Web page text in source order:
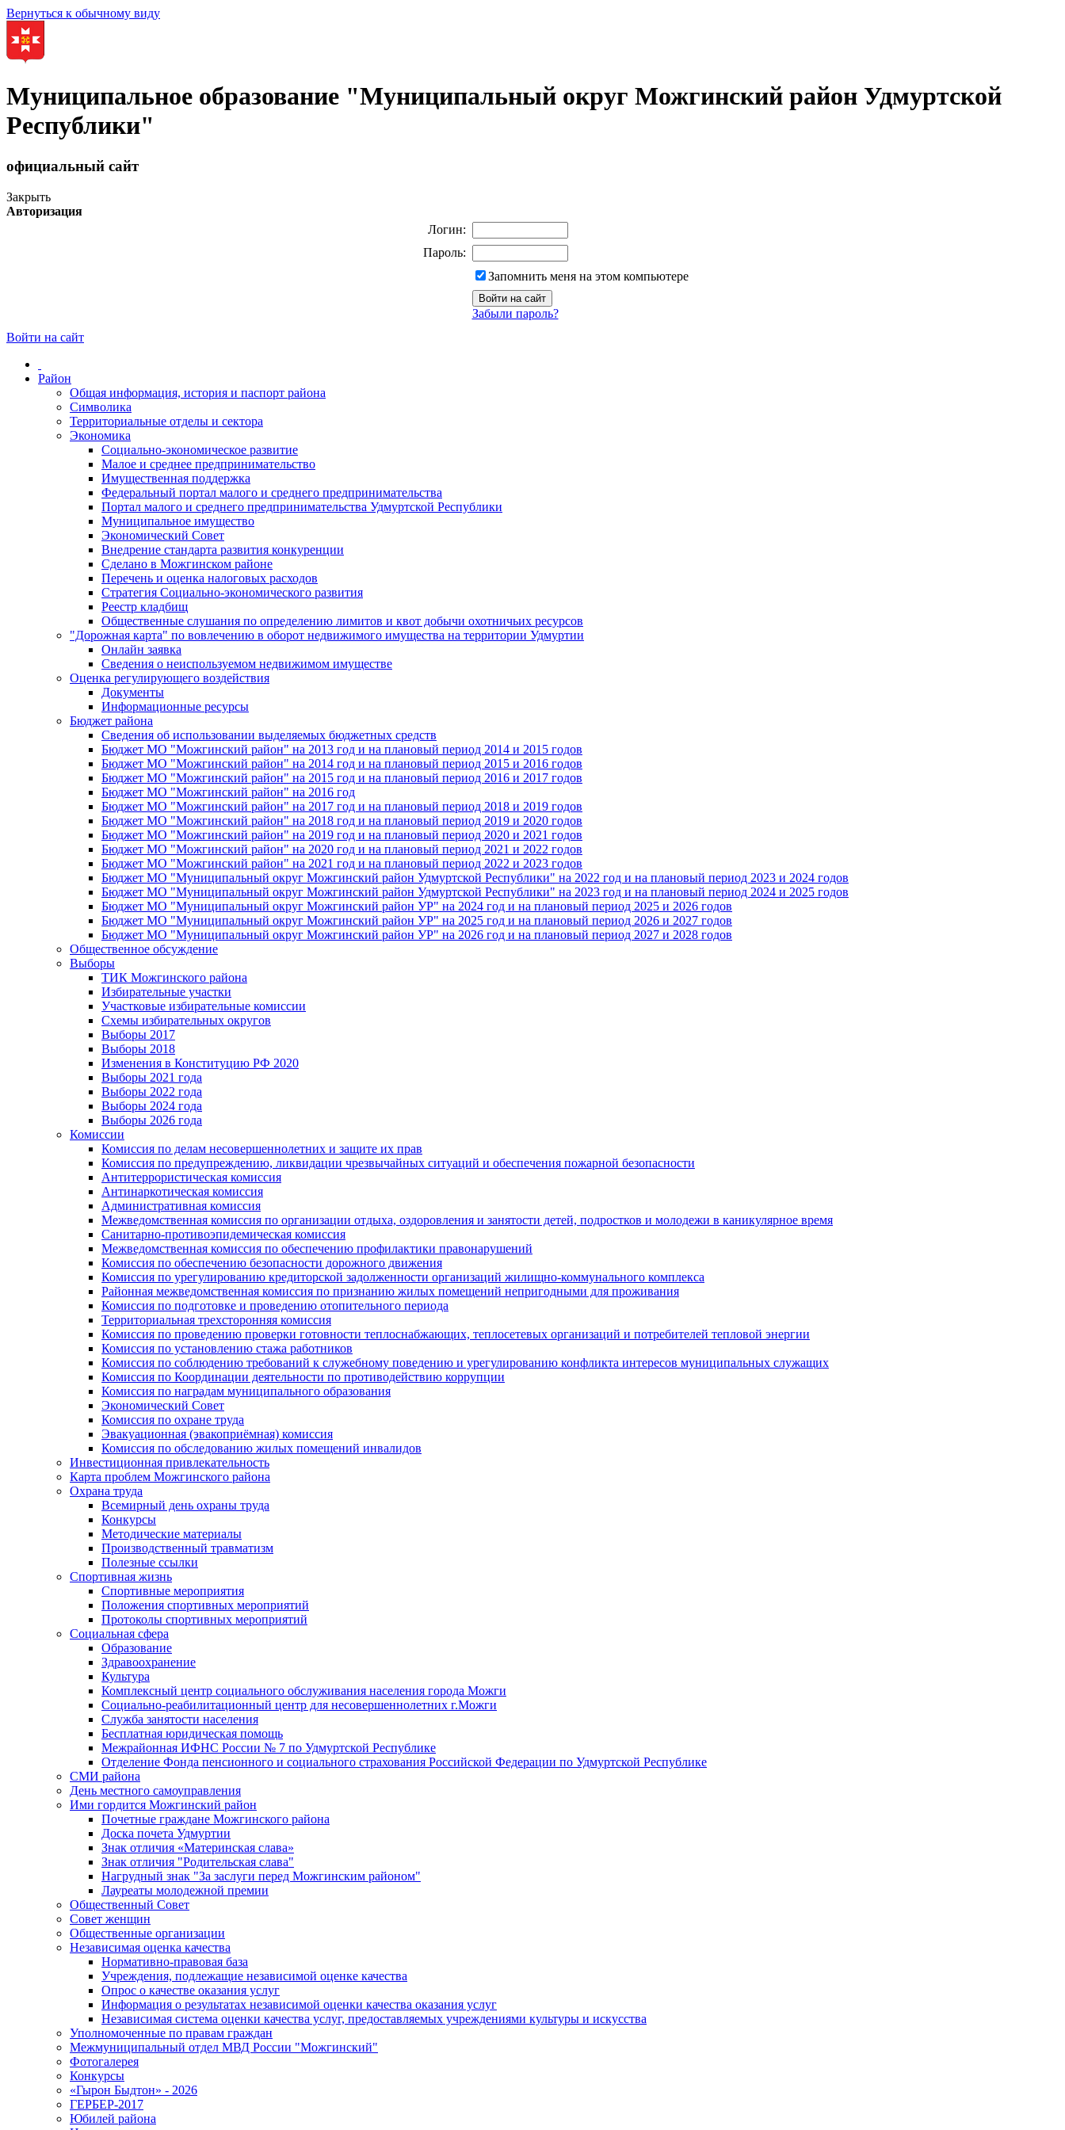
Вернуться к обычному виду
Муниципальное образование "Муниципальный округ Можгинский район Удмуртской
Республики"
официальный сайт
Закрыть
Авторизация
Логин:
Пароль:
Запомнить меня на этом компьютере
Забыли пароль?
Войти на сайт
Район
Общая информация, история и паспорт района
Символика
Территориальные отделы и сектора
Экономика
Социально-экономическое развитие
Малое и среднее предпринимательство
Имущественная поддержка
Федеральный портал малого и среднего предпринимательства
Портал малого и среднего предпринимательства Удмуртской Республики
Муниципальное имущество
Экономический Совет
Внедрение стандарта развития конкуренции
Сделано в Можгинском районе
Перечень и оценка налоговых расходов
Стратегия Социально-экономического развития
Реестр кладбищ
Общественные слушания по определению лимитов и квот добычи охотничьих ресурсов
"Дорожная карта" по вовлечению в оборот недвижимого имущества на территории Удмуртии
Онлайн заявка
Сведения о неиспользуемом недвижимом имуществе
Оценка регулирующего воздействия
Документы
Информационные ресурсы
Бюджет района
Сведения об использовании выделяемых бюджетных средств
Бюджет МО "Можгинский район" на 2013 год и на плановый период 2014 и 2015 годов
Бюджет МО "Можгинский район" на 2014 год и на плановый период 2015 и 2016 годов
Бюджет МО "Можгинский район" на 2015 год и на плановый период 2016 и 2017 годов
Бюджет МО "Можгинский район" на 2016 год
Бюджет МО "Можгинский район" на 2017 год и на плановый период 2018 и 2019 годов
Бюджет МО "Можгинский район" на 2018 год и на плановый период 2019 и 2020 годов
Бюджет МО "Можгинский район" на 2019 год и на плановый период 2020 и 2021 годов
Бюджет МО "Можгинский район" на 2020 год и на плановый период 2021 и 2022 годов
Бюджет МО "Можгинский район" на 2021 год и на плановый период 2022 и 2023 годов
Бюджет МО "Муниципальный округ Можгинский район Удмуртской Республики" на 2022 год и на плановый период 2023 и 2024 годов
Бюджет МО "Муниципальный округ Можгинский район Удмуртской Республики" на 2023 год и на плановый период 2024 и 2025 годов
Бюджет МО "Муниципальный округ Можгинский район УР" на 2024 год и на плановый период 2025 и 2026 годов
Бюджет МО "Муниципальный округ Можгинский район УР" на 2025 год и на плановый период 2026 и 2027 годов
Бюджет МО "Муниципальный округ Можгинский район УР" на 2026 год и на плановый период 2027 и 2028 годов
Общественное обсуждение
Выборы
ТИК Можгинского района
Избирательные участки
Участковые избирательные комиссии
Схемы избирательных округов
Выборы 2017
Выборы 2018
Изменения в Конституцию РФ 2020
Выборы 2021 года
Выборы 2022 года
Выборы 2024 года
Выборы 2026 года
Комиссии
Комиссия по делам несовершеннолетних и защите их прав
Комиссия по предупреждению, ликвидации чрезвычайных ситуаций и обеспечения пожарной безопасности
Антитеррористическая комиссия
Антинаркотическая комиссия
Административная комиссия
Межведомственная комиссия по организации отдыха, оздоровления и занятости детей, подростков и молодежи в каникулярное время
Санитарно-противоэпидемическая комиссия
Межведомственная комиссия по обеспечению профилактики правонарушений
Комиссия по обеспечению безопасности дорожного движения
Комиссия по урегулированию кредиторской задолженности организаций жилищно-коммунального комплекса
Районная межведомственная комиссия по признанию жилых помещений непригодными для проживания
Комиссия по подготовке и проведению отопительного периода
Территориальная трехсторонняя комиссия
Комиссия по проведению проверки готовности теплоснабжающих, теплосетевых организаций и потребителей тепловой энергии
Комиссия по установлению стажа работников
Комиссия по соблюдению требований к служебному поведению и урегулированию конфликта интересов муниципальных служащих
Комиссия по Координации деятельности по противодействию коррупции
Комиссия по наградам муниципального образования
Экономический Совет
Комиссия по охране труда
Эвакуационная (эвакоприёмная) комиссия
Комиссия по обследованию жилых помещений инвалидов
Инвестиционная привлекательность
Карта проблем Можгинского района
Охрана труда
Всемирный день охраны труда
Конкурсы
Методические материалы
Производственный травматизм
Полезные ссылки
Спортивная жизнь
Спортивные мероприятия
Положения спортивных мероприятий
Протоколы спортивных мероприятий
Социальная сфера
Образование
Здравоохранение
Культура
Комплексный центр социального обслуживания населения города Можги
Социально-реабилитационный центр для несовершеннолетних г.Можги
Служба занятости населения
Бесплатная юридическая помощь
Межрайонная ИФНС России № 7 по Удмуртской Республике
Отделение Фонда пенсионного и социального страхования Российской Федерации по Удмуртской Республике
СМИ района
День местного самоуправления
Ими гордится Можгинский район
Почетные граждане Можгинского района
Доска почета Удмуртии
Знак отличия «Материнская слава»
Знак отличия "Родительская слава"
Нагрудный знак "За заслуги перед Можгинским районом"
Лауреаты молодежной премии
Общественный Совет
Совет женщин
Общественные организации
Независимая оценка качества
Нормативно-правовая база
Учреждения, подлежащие независимой оценке качества
Опрос о качестве оказания услуг
Информация о результатах независимой оценки качества оказания услуг
Независимая система оценки качества услуг, предоставляемых учреждениями культуры и искусства
Уполномоченные по правам граждан
Межмуниципальный отдел МВД России "Можгинский"
Фотогалерея
Конкурсы
«Гырон Быдтон» - 2026
ГЕРБЕР-2017
Юбилей района